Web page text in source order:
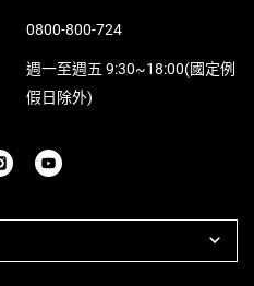
0800-800-724
週一至週五 9:30~18:00(國定例
假日除外)